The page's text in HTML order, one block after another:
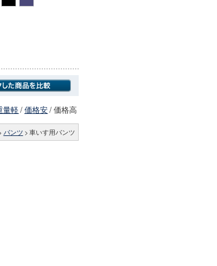
量軽/価格安/価格高
パンツ > 車いす用パンツ